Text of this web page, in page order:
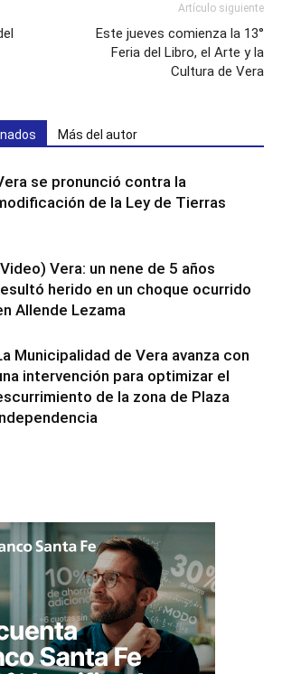
Artículo siguiente
Este jueves comienza la 13°
Feria del Libro, el Arte y la
Cultura de Vera
Más del autor
se pronunció contra la
de la Ley de Tierras
Vera: un nene de 5 años
herido en un choque ocurrido
Allende Lezama
Municipalidad de Vera avanza con
intervención para optimizar el
de la zona de Plaza